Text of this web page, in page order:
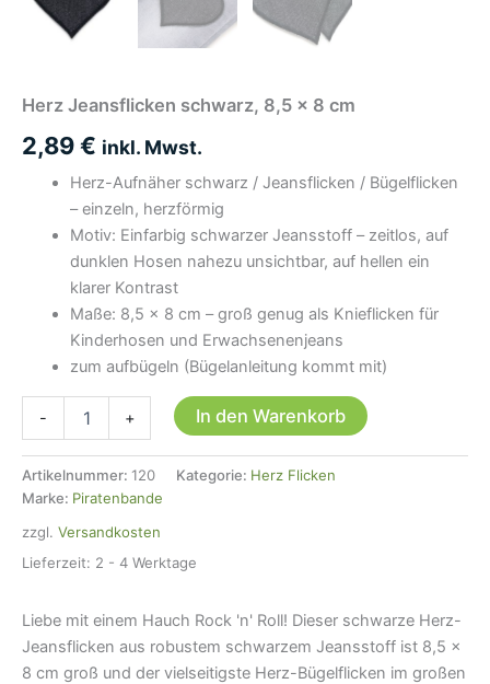
Herz Jeansflicken schwarz, 8,5 x 8 cm
2,89€ inkl. Mwst.
Herz-Aufnäher schwarz / Jeansflicken / Bügelflicken
– einzeln, herzförmig
Motiv: Einfarbig schwarzer Jeansstoff – zeitlos, auf
dunklen Hosen nahezu unsichtbar, auf hellen ein
klarer Kontrast
Maße: 8,5 × 8 cm – groß genug als Knieflicken für
Kinderhosen und Erwachsenenjeans
zum aufbügeln (Bügelanleitung kommt mit)
-
Jeansflicken
8,5
x
cm
Menge
+ In den Warenkorb
Artikelnummer: 120 Kategorie: Herz Flicken
Marke: Piratenbande
zzgl. Versandkosten
Lieferzeit: 2 - 4 Werktage
Liebe mit einem Hauch Rock 'n' Roll! Dieser schwarze Herz-
Jeansflicken aus robustem schwarzem Jeansstoff ist 8,5 ×
8 cm groß und der vielseitigste Herz-Bügelflicken im großen